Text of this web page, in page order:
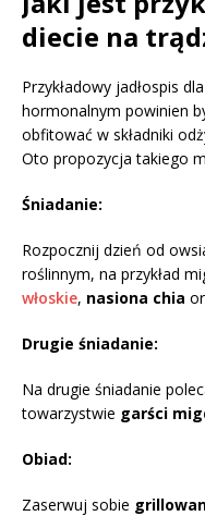
diecie na
Przykładowy jadłospis
hormonalnym powinien
obfitować w składniki
Oto propozycja takiego
Śniadanie:
Rozpocznij dzień od
roślinnym, na przykład
włoskie, nasiona chia
Drugie śniadanie:
Na drugie śniadanie
towarzystwie garści
Obiad:
Zaserwuj sobie